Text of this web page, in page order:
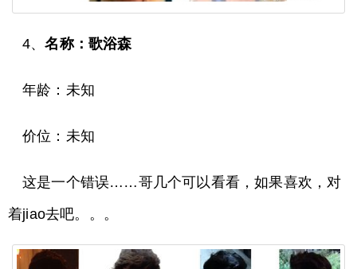
4、名称：歌浴森
年龄：未知
价位：未知
这是一个错误……哥几个可以看看，如果喜欢，对
着jiao去吧。。。